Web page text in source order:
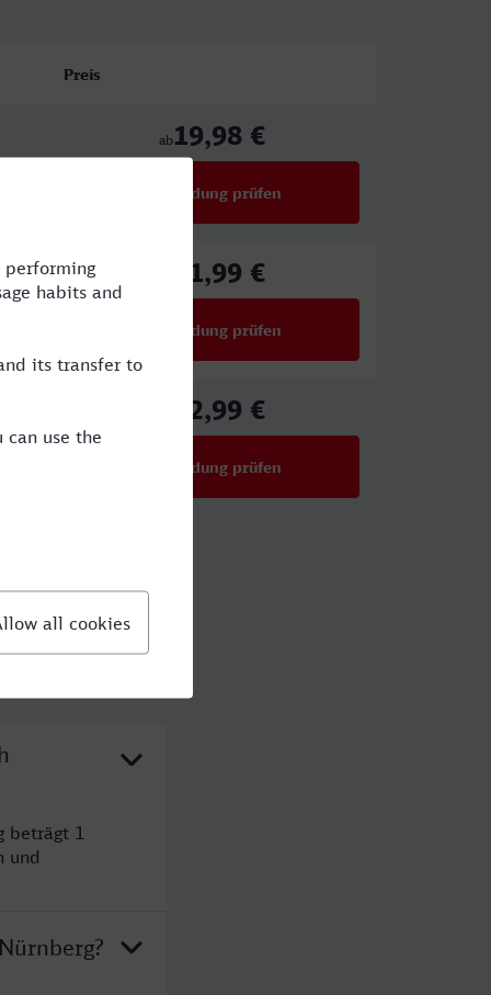
Preis
ab19,98 €
Verbindung prüfen
41,99 €
Verbindung prüfen
32,99 €
Verbindung prüfen
beträgt 1
und